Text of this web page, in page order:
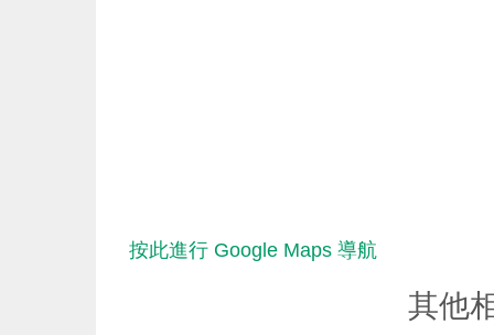
按此進行 Google Maps 導航
其他